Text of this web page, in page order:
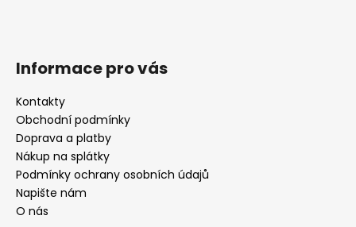
Informace pro vás
Kontakty
Obchodní podmínky
Doprava a platby
Nákup na splátky
Podmínky ochrany osobních údajů
Napište nám
O nás